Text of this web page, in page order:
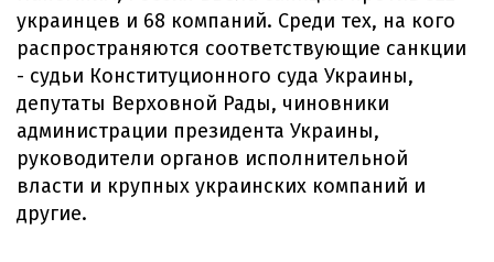
украинцев и 68 компаний. Среди тех, на кого
распространяются соответствующие санкции
- судьи Конституционного суда Украины,
депутаты Верховной Рады, чиновники
администрации президента Украины,
руководители органов исполнительной
власти и крупных украинских компаний и
другие.